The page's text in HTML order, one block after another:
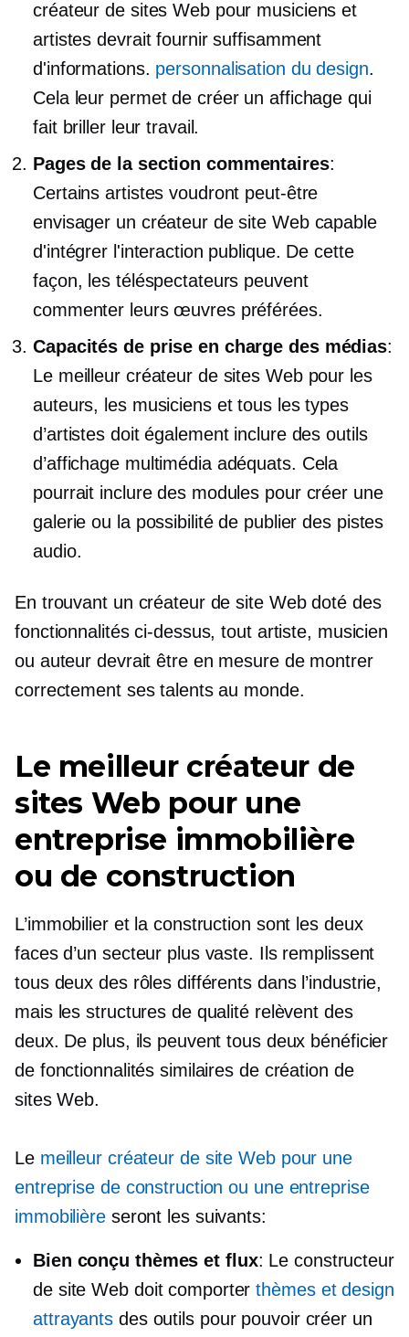
créateur de sites Web pour musiciens et
artistes devrait fournir suffisamment
d'informations. personnalisation du design.
Cela leur permet de créer un affichage qui
fait briller leur travail.
Pages de la section commentaires:
Certains artistes voudront peut-être
envisager un créateur de site Web capable
d'intégrer l'interaction publique. De cette
façon, les téléspectateurs peuvent
commenter leurs œuvres préférées.
Capacités de prise en charge des médias:
Le meilleur créateur de sites Web pour les
auteurs, les musiciens et tous les types
d’artistes doit également inclure des outils
d’affichage multimédia adéquats. Cela
pourrait inclure des modules pour créer une
galerie ou la possibilité de publier des pistes
audio.
En trouvant un créateur de site Web doté des
fonctionnalités ci-dessus, tout artiste, musicien
ou auteur devrait être en mesure de montrer
correctement ses talents au monde.
Le meilleur créateur de
sites Web pour une
entreprise immobilière
ou de construction
L’immobilier et la construction sont les deux
faces d’un secteur plus vaste. Ils remplissent
tous deux des rôles différents dans l’industrie,
mais les structures de qualité relèvent des
deux. De plus, ils peuvent tous deux bénéficier
de fonctionnalités similaires de création de
sites Web.
Le meilleur créateur de site Web pour une
entreprise de construction ou une entreprise
immobilièreseront les suivants:
Bien conçu thèmes et flux: Le constructeur
de site Web doit comporterthèmes et design
attrayants des outils pour pouvoir créer un